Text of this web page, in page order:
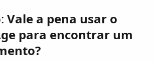
: Vale a pena usar o
para encontrar um